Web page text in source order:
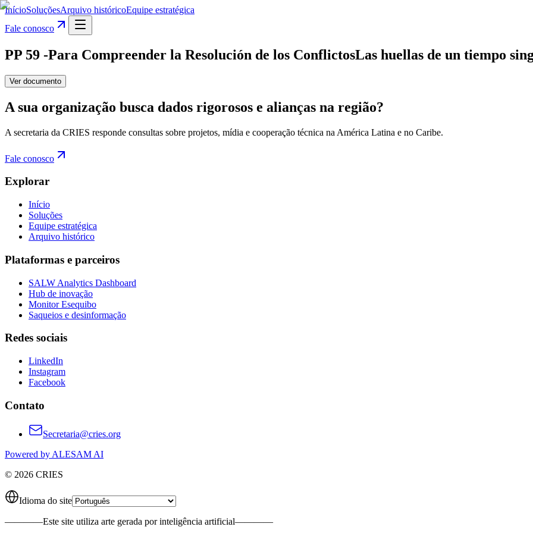
InícioSoluçõesArquivo históricoEquipe estratégica
Fale conosco
PP 59 -Para Compreender la Resolución de los ConflictosLas huellas de un tiempo
Ver documento
A sua organização busca dados rigorosos e alianças na região?
A secretaria da CRIES responde consultas sobre projetos, mídia e cooperação técnica na América Latina e no Caribe.
Fale conosco
Explorar
Início
Soluções
Equipe estratégica
Arquivo histórico
Plataformas e parceiros
SALW Analytics Dashboard
Hub de inovação
Monitor Esequibo
Saqueios e desinformação
Redes sociais
LinkedIn
Instagram
Facebook
Contato
Secretaria@cries.org
Powered by ALESAM AI
© 2026 CRIES
Idioma do site
————Este site utiliza arte gerada por inteligência artificial————